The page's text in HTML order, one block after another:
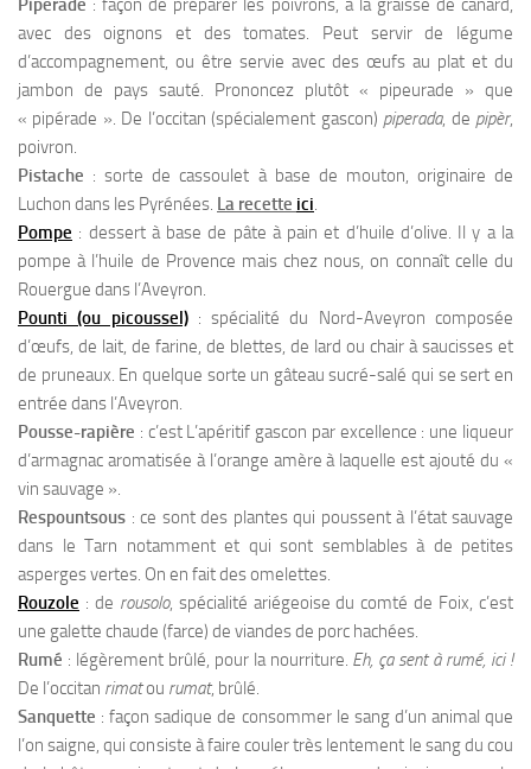
Piperade : façon de préparer les poivrons, à la graisse de canard,
avec des oignons et des tomates. Peut servir de légume
d’accompagnement, ou être servie avec des œufs au plat et du
jambon de pays sauté. Prononcez plutôt « pipeurade » que
« pipérade ». De l’occitan (spécialement gascon) piperada, de pipèr,
poivron.
Pistache : sorte de cassoulet à base de mouton, originaire de
Luchon dans les Pyrénées. La recette ici.
Pompe : dessert à base de pâte à pain et d’huile d’olive. Il y a la
pompe à l’huile de Provence mais chez nous, on connaît celle du
Rouergue dans l’Aveyron.
Pounti (ou picoussel): spécialité du Nord-Aveyron composée
d’œufs, de lait, de farine, de blettes, de lard ou chair à saucisses et
de pruneaux. En quelque sorte un gâteau sucré-salé qui se sert en
entrée dans l’Aveyron.
Pousse-rapière : c’est L’apéritif gascon par excellence : une liqueur
d’armagnac aromatisée à l’orange amère à laquelle est ajouté du «
vin sauvage ».
Respountsous : ce sont des plantes qui poussent à l’état sauvage
dans le Tarn notamment et qui sont semblables à de petites
asperges vertes. On en fait des omelettes.
Rouzole : de rousolo, spécialité ariégeoise du comté de Foix, c’est
une galette chaude (farce) de viandes de porc hachées.
Rumé : légèrement brûlé, pour la nourriture. Eh, ça sent à rumé, ici !
De l’occitan rimatou rumat, brûlé.
Sanquette : façon sadique de consommer le sang d’un animal que
l’on saigne, qui consiste à faire couler très lentement le sang du cou